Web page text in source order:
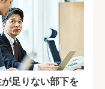
足りない部下を